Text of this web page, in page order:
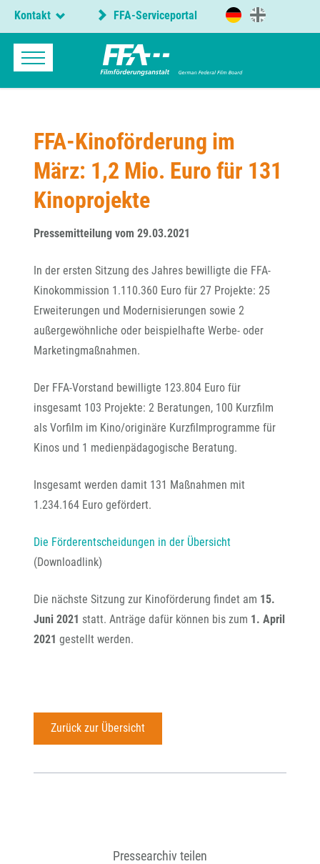
Kontakt FFA-Serviceportal
FFA-Kinoförderung im
März: 1,2 Mio. Euro für 131
Kinoprojekte
Pressemitteilung vom 29.03.2021
In der ersten Sitzung des Jahres bewilligte die FFA-
Kinokommission 1.110.360 Euro für 27 Projekte: 25
Erweiterungen und Modernisierungen sowie 2
außergewöhnliche oder beispielhafte Werbe- oder
Marketingmaßnahmen.
Der FFA-Vorstand bewilligte 123.804 Euro für
insgesamt 103 Projekte: 2 Beratungen, 100 Kurzfilm
als Vorfilm im Kino/originäre Kurzfilmprogramme für
Kinos und 1 medienpädagogische Beratung.
Insgesamt werden damit 131 Maßnahmen mit
1.234.164 Euro gefördert.
Die Förderentscheidungen in der Übersicht
(Downloadlink)
Die nächste Sitzung zur Kinoförderung findet am 15.
Juni 2021 statt. Anträge dafür können bis zum 1. April
2021 gestellt werden.
Zurück zur Übersicht
Pressearchiv teilen